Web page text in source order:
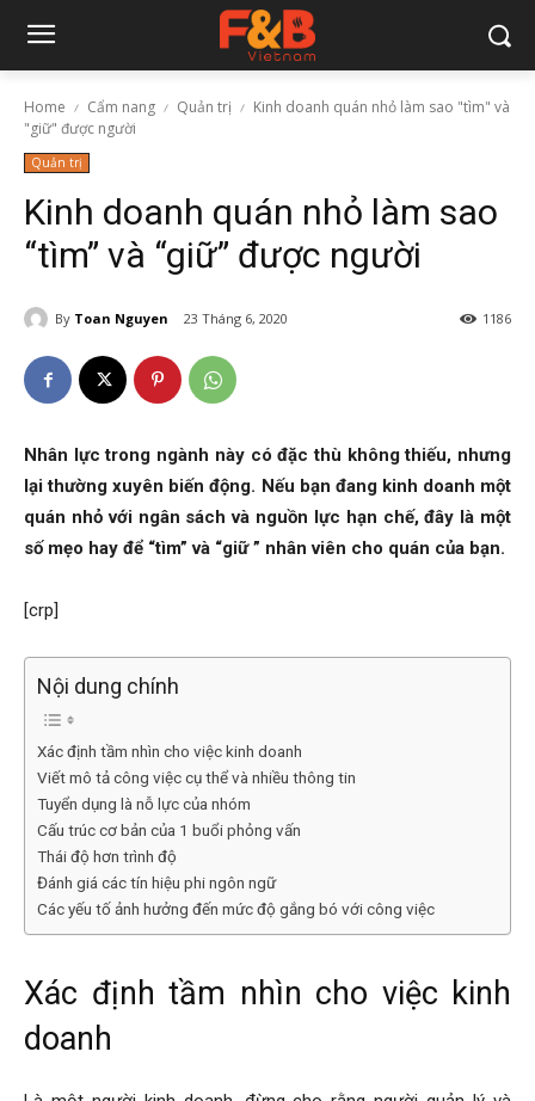
Home Cẩm nang Quản trị
Kinh doanh quán nhỏ làm sao "tìm" và
"giữ" được người
Quản trị
Kinh doanh quán nhỏ làm sao
“tìm” và “giữ” được người
By Toan Nguyen 23 Tháng 6, 2020 1186
Nhân lực trong ngành này có đặc thù không thiếu, nhưng
lại thường xuyên biến động. Nếu bạn đang kinh doanh một
quán nhỏ với ngân sách và nguồn lực hạn chế, đây là một
số mẹo hay để “tìm” và “giữ ” nhân viên cho quán của bạn.
[crp]
Nội dung chính
Xác định tầm nhìn cho việc kinh doanh
Viết mô tả công việc cụ thể và nhiều thông tin
Tuyển dụng là nỗ lực của nhóm
Cấu trúc cơ bản của 1 buổi phỏng vấn
Thái độ hơn trình độ
Đánh giá các tín hiệu phi ngôn ngữ
Các yếu tố ảnh hưởng đến mức độ gắng bó với công việc
Xác định tầm nhìn cho việc kinh
doanh